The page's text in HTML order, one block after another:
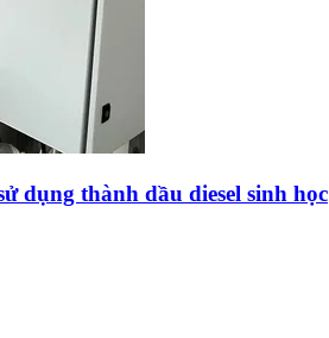
dụng thành dầu diesel sinh học